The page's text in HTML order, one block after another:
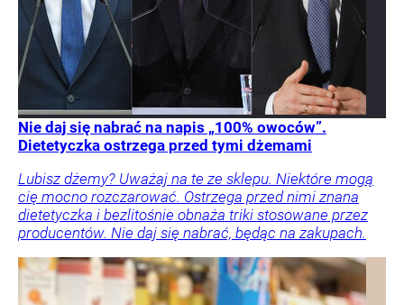
Nie daj się nabrać na napis „100% owoców”.
Dietetyczka ostrzega przed tymi dżemami
Lubisz dżemy? Uważaj na te ze sklepu. Niektóre mogą
cię mocno rozczarować. Ostrzega przed nimi znana
dietetyczka i bezlitośnie obnaża triki stosowane przez
producentów. Nie daj się nabrać, będąc na zakupach.